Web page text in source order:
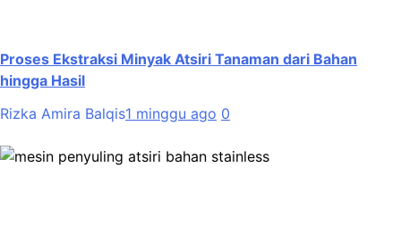
Proses Ekstraksi Minyak Atsiri Tanaman dari Bahan
hingga Hasil
Rizka Amira Balqis1 minggu ago 0